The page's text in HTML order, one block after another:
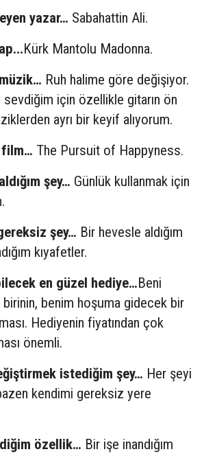
yazar… Sabahattin Ali.
Kürk Mantolu Madonna.
Ruh halime göre değişiyor.
sevdiğim için özellikle gitarın ön
ayrı bir keyif alıyorum.
film… The Pursuit of Happyness.
şey… Günlük kullanmak için
şey… Bir hevesle aldığım
kıyafetler.
en güzel hediye…Beni
birinin, benim hoşuma gidecek bir
Hediyenin fiyatından çok
önemli.
istediğim şey… Her şeyi
kendimi gereksiz yere
özellik… Bir işe inandığım